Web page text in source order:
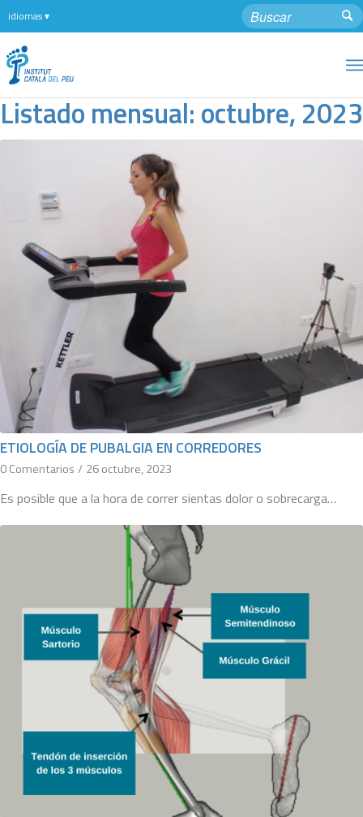
Listado mensual: octubre, 2023
ETIOLOGÍA DE PUBALGIA EN CORREDORES
0 Comentarios / 26 octubre, 2023
Es posible que a la hora de correr sientas dolor o sobrecarga…